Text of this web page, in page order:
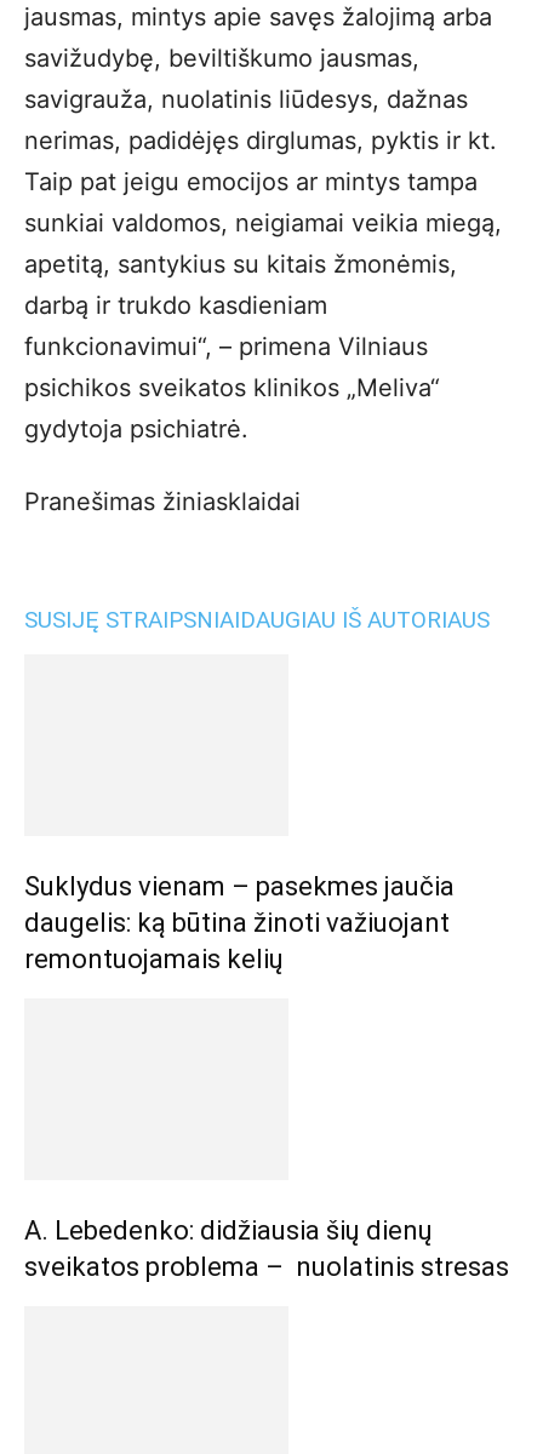
jausmas, mintys apie savęs žalojimą arba
savižudybę, beviltiškumo jausmas,
savigrauža, nuolatinis liūdesys, dažnas
nerimas, padidėjęs dirglumas, pyktis ir kt.
Taip pat jeigu emocijos ar mintys tampa
sunkiai valdomos, neigiamai veikia miegą,
apetitą, santykius su kitais žmonėmis,
darbą ir trukdo kasdieniam
funkcionavimui“, – primena Vilniaus
psichikos sveikatos klinikos „Meliva“
gydytoja psichiatrė.
Pranešimas žiniasklaidai
SUSIJĘ STRAIPSNIAIDAUGIAU IŠ AUTORIAUS
Suklydus vienam – pasekmes jaučia
daugelis: ką būtina žinoti važiuojant
remontuojamais kelių
A. Lebedenko: didžiausia šių dienų
sveikatos problema – nuolatinis stresas